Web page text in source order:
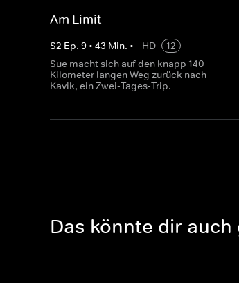
Am Limit
S2 Ep. 9 • 43 Min. • HD
12
Sue macht sich auf den knapp 140
Kilometer langen Weg zurück nach
Kavik, ein Zwei-Tages-Trip.
Das könnte dir auch